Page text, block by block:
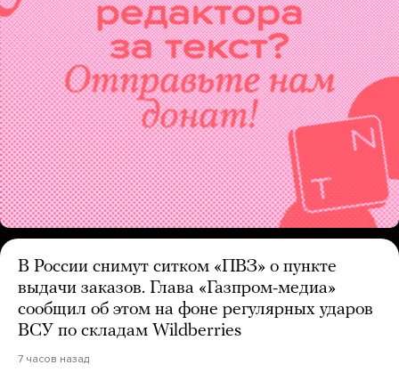
В России снимут ситком «ПВЗ» о пункте
выдачи заказов. Глава «Газпром-медиа»
сообщил об этом на фоне регулярных ударов
ВСУ по складам Wildberries
7 часов назад